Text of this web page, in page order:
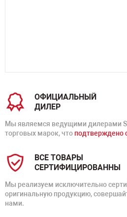
ОФИЦИАЛЬНЫЙ
ДИЛЕР
Мы являемся ведущими дилерами
торговых марок, что подтверждено
ВСЕ ТОВАРЫ
СЕРТИФИЦИРОВАННЫ
Мы реализуем исключительно
оригинальную продукцию,
нами.